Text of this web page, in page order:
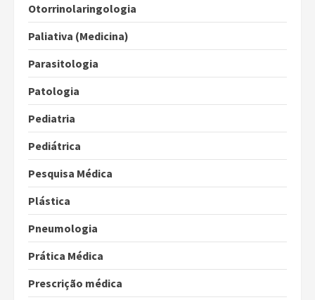
Otorrinolaringologia
Paliativa (Medicina)
Parasitologia
Patologia
Pediatria
Pediátrica
Pesquisa Médica
Plástica
Pneumologia
Prática Médica
Prescrição médica